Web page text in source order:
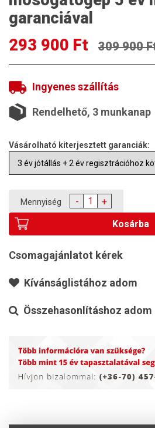
garanciával
293 900 Ft
309 900
Ingyenes szállítás
Rendelhető, 3 munkanap
Vásárolható kiterjesztett garanciák:
Mennyiség -
+
Kosárba
Csomagajánlatot kérek
Kívánságlistához adom
Összehasonlításhoz adom